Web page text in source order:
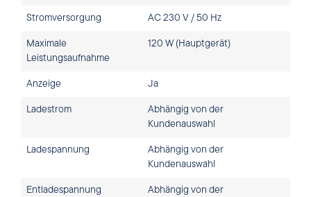
Stromversorgung AC 230 V / 50 Hz
Maximale
Leistungsaufnahme
120 W (Hauptgerät)
Anzeige Ja
Ladestrom
Abhängig von der
Kundenauswahl
Ladespannung
Abhängig von der
Kundenauswahl
Entladespannung
Abhängig von der